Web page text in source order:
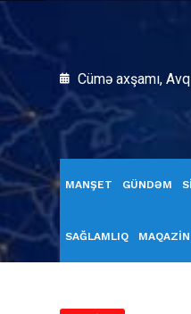
Cümə axşamı,
MANŞET GÜNDƏM
SAĞLAMLIQ MAQAZİN